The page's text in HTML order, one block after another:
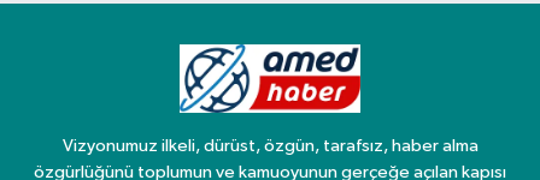
Vizyonumuz ilkeli, dürüst, özgün, tarafsız, haber alma
özgürlüğünü toplumun ve kamuoyunun gerçeğe açılan kapısı